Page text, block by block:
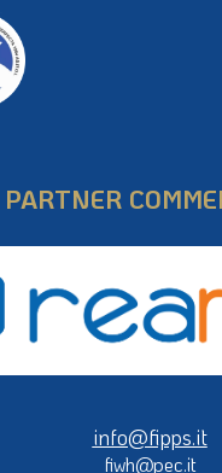
PARTNER
info@fipps.it
fiwh@pec.it